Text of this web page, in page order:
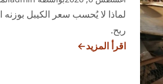
سوق
السكراب
لماذا لا يُحسب سعر الكيبل
ربح.
اقرأ المزيد
كيف